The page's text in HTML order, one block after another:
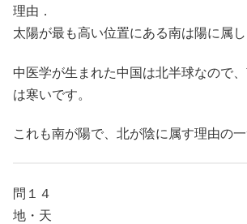
理由．
太陽が最も高い位置にある南は陽に属し
中医学が生まれた中国は北半球なので
は寒いです。
これも南が陽で、北が陰に属す理由の一
問１４
地・天